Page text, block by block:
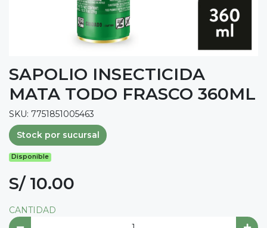
SAPOLIO INSECTICIDA
MATA TODO FRASCO 360ML
SKU: 7751851005463
Stock por sucursal
Disponible
S/ 10.00
CANTIDAD